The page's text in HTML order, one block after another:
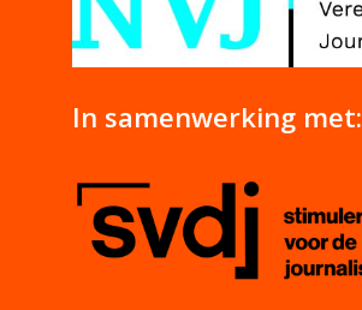
In samenwerking met: